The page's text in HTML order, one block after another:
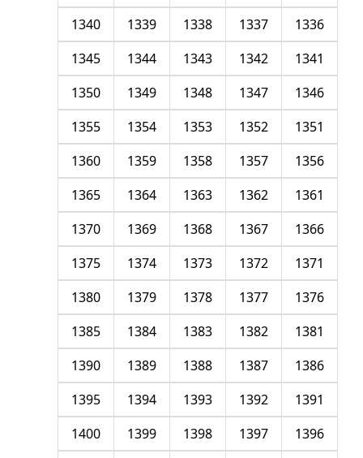
1336
1337
1338
1339
1340
1341
1342
1343
1344
1345
1346
1347
1348
1349
1350
1351
1352
1353
1354
1355
1356
1357
1358
1359
1360
1361
1362
1363
1364
1365
1366
1367
1368
1369
1370
1371
1372
1373
1374
1375
1376
1377
1378
1379
1380
1381
1382
1383
1384
1385
1386
1387
1388
1389
1390
1391
1392
1393
1394
1395
1396
1397
1398
1399
1400